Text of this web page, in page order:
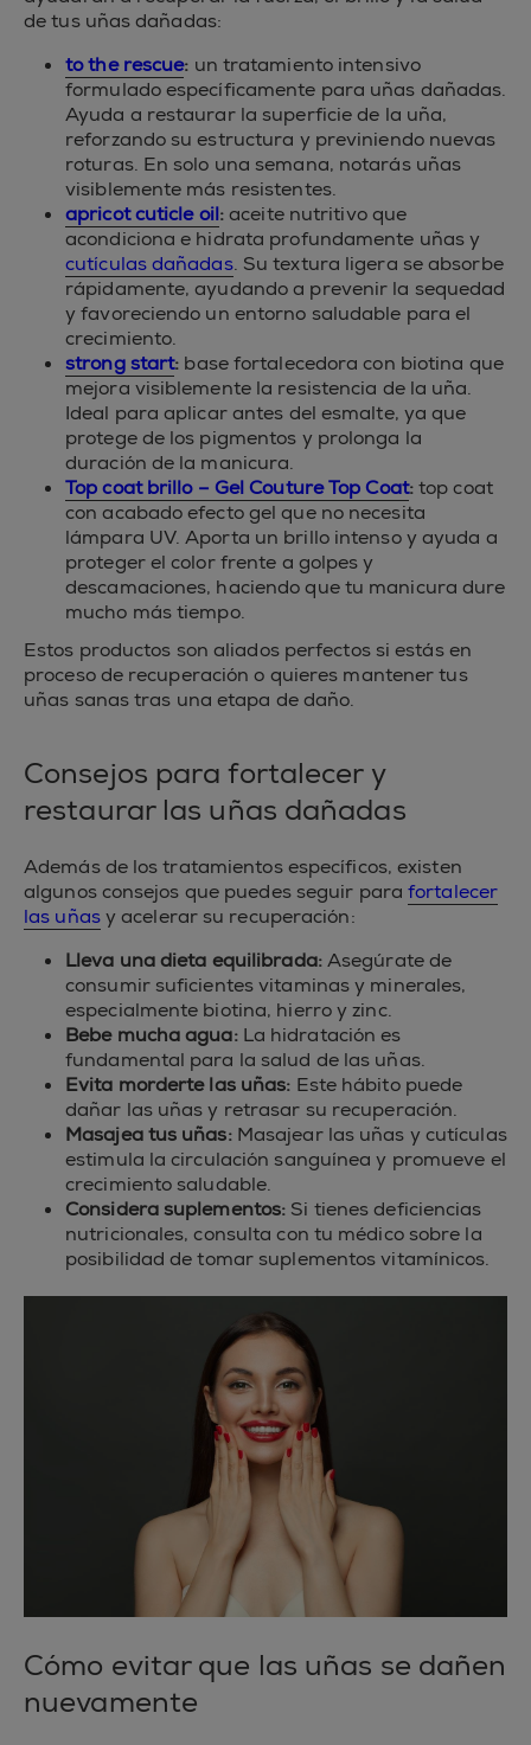
de tus uñas dañadas:
to the rescue: un tratamiento intensivo
formulado específicamente para uñas dañadas.
Ayuda a restaurar la superficie de la uña,
reforzando su estructura y previniendo nuevas
roturas. En solo una semana, notarás uñas
visiblemente más resistentes.
apricot cuticle oil:aceite nutritivo que
acondiciona e hidrata profundamente uñas y
cutículas dañadas. Su textura ligera se absorbe
rápidamente, ayudando a prevenir la sequedad
y favoreciendo un entorno saludable para el
crecimiento.
strong start: base fortalecedora con biotina que
mejora visiblemente la resistencia de la uña.
Ideal para aplicar antes del esmalte, ya que
protege de los pigmentos y prolonga la
duración de la manicura.
Top coat brillo – Gel Couture Top Coat:top coat
con acabado efecto gel que no necesita
lámpara UV. Aporta un brillo intenso y ayuda a
proteger el color frente a golpes y
descamaciones, haciendo que tu manicura dure
mucho más tiempo.
Estos productos son aliados perfectos si estás en
proceso de recuperación o quieres mantener tus
uñas sanas tras una etapa de daño.
Consejos para fortalecer y
restaurar las uñas dañadas
Además de los tratamientos específicos, existen
algunos consejos que puedes seguir parafortalecer
las uñasy acelerar su recuperación:
Lleva una dieta equilibrada:Asegúrate de
consumir suficientes vitaminas y minerales,
especialmente biotina, hierro y zinc.
Bebe mucha agua:La hidratación es
fundamental para la salud de las uñas.
Evita morderte las uñas: Este hábito puede
dañar las uñas y retrasar su recuperación.
Masajea tus uñas:Masajear las uñas y cutículas
estimula la circulación sanguínea y promueve el
crecimiento saludable.
Considera suplementos: Si tienes deficiencias
nutricionales, consulta con tu médico sobre la
posibilidad de tomar suplementos vitamínicos.
Cómo evitar que las uñas se dañen
nuevamente